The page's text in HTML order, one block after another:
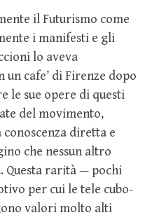
il Futurismo come
i manifesti e gli
lo aveva
cafe’ di Firenze dopo
le sue opere di questi
del movimento,
conoscenza diretta e
che nessun altro
Questa rarità — pochi
per cui le tele cubo-
valori molto alti